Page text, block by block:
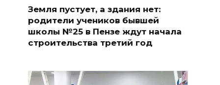
Земля пустует, а здания нет:
родители учеников бывшей
школы №25 в Пензе ждут начала
строительства третий год